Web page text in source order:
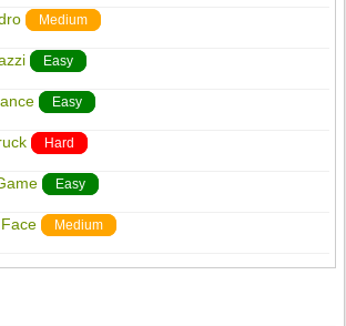
Medium
Easy
Easy
Hard
Easy
Medium